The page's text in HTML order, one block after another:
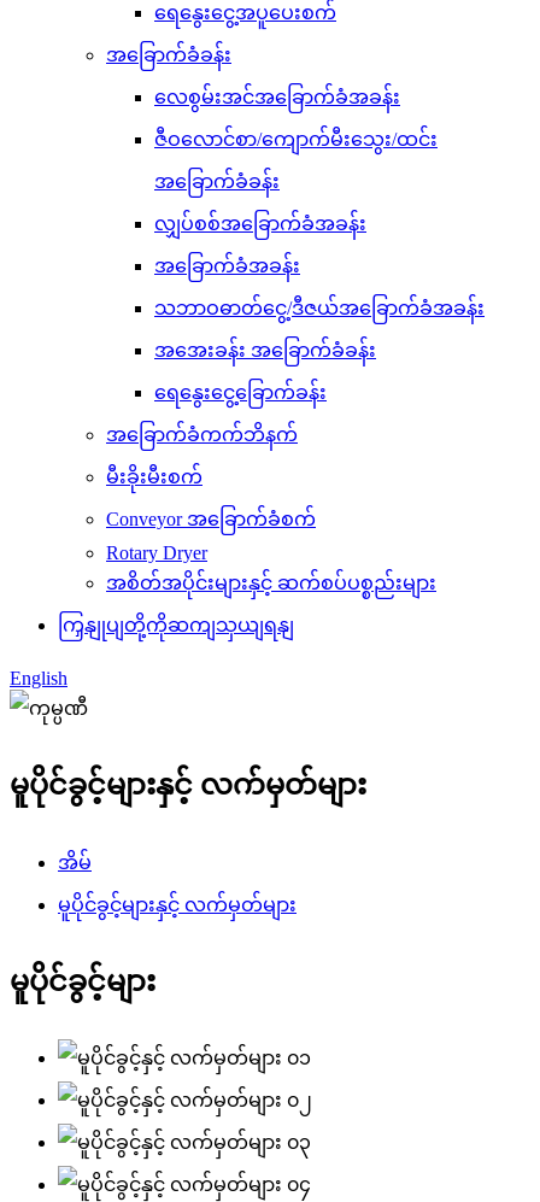
ရေနွေးငွေ့အပူပေးစက်
အခြောက်ခံခန်း
လေစွမ်းအင်အခြောက်ခံအခန်း
ဇီဝလောင်စာ/ကျောက်မီးသွေး/ထင်း
အခြောက်ခံခန်း
လျှပ်စစ်အခြောက်ခံအခန်း
အခြောက်ခံအခန်း
သဘာဝဓာတ်ငွေ့/ဒီဇယ်အခြောက်ခံအခန်း
အအေးခန်း အခြောက်ခံခန်း
ရေနွေးငွေ့ခြောက်ခန်း
အခြောက်ခံကက်ဘိနက်
မီးခိုးမီးစက်
Conveyor အခြောက်ခံစက်
Rotary Dryer
အစိတ်အပိုင်းများနှင့် ဆက်စပ်ပစ္စည်းများ
ကြှနျုပျတို့ကိုဆကျသှယျရနျ
English
မူပိုင်ခွင့်များနှင့် လက်မှတ်များ
အိမ်
မူပိုင်ခွင့်များနှင့် လက်မှတ်များ
မူပိုင်ခွင့်များ